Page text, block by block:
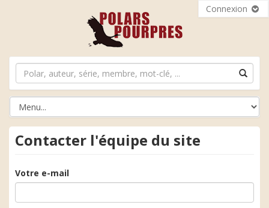
Connexion
Contacter l'équipe du site
Votre e-mail